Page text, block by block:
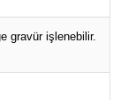
gravür işlenebilir.